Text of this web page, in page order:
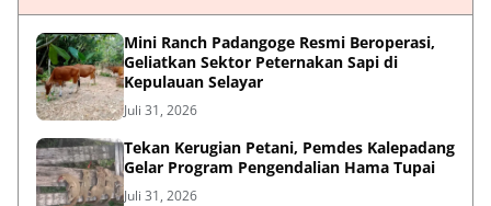
‎Mini Ranch Padangoge Resmi Beroperasi,
Geliatkan Sektor Peternakan Sapi di
Kepulauan Selayar ‎
Juli 31, 2026
Tekan Kerugian Petani, Pemdes Kalepadang
Gelar Program Pengendalian Hama Tupai
Juli 31, 2026